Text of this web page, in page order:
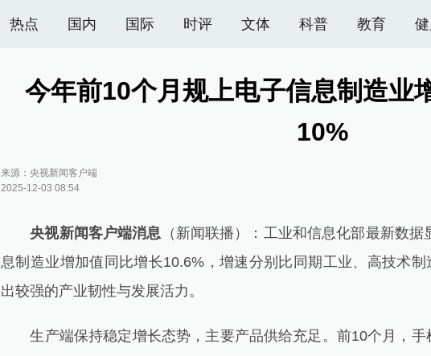
热点 国内 国际 时评 文体 科普 教育
今年前10个月规上电子信息制造业
10%
来源： 央视新闻客户端
2025-12-03 08:54
央视新闻客户端消息 （新闻联播）：工业和信息化部最新数
息制造业增加值同比增长10.6%，增速分别比同期工业、高技术
出较强的产业韧性与发展活力。
生产端保持稳定增长态势，主要产品供给充足。前10个月，手